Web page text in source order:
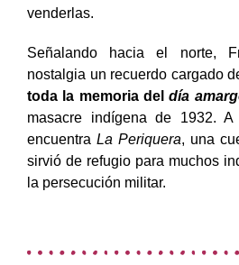
venderlas.
Señalando hacia el norte,
nostalgia un recuerdo cargado
toda la memoria deldía
masacre indígena de 1932.
encuentra La Periquera, una
sirvió de refugio para muchos
la persecución militar.